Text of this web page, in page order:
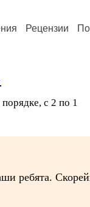
Рецензии
с 2 по 1
ребята.